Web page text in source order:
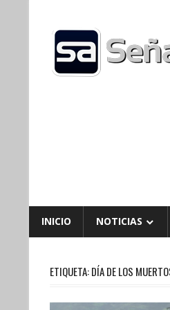
content
INICIO NOTICIAS
ETIQUETA:DÍA DE LOS